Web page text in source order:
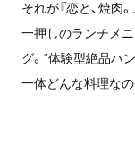
それが『恋と、焼肉
一押しのランチメ
グ。“体験型絶品ハ
一体どんな料理な